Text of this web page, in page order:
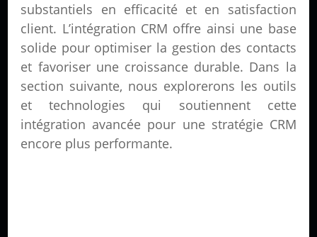
substantiels en efficacité et en satisfaction
client. L’intégration CRM offre ainsi une base
solide pour optimiser la gestion des contacts
et favoriser une croissance durable. Dans la
section suivante, nous explorerons les outils
et technologies qui soutiennent cette
intégration avancée pour une stratégie CRM
encore plus performante.